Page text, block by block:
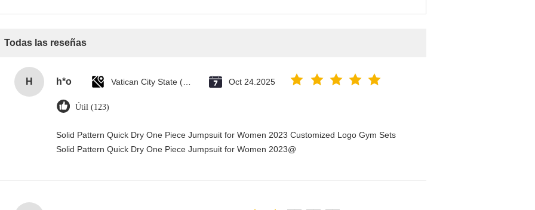
Todas las reseñas
H h*o Oct 24.2025
Útil (123)
Solid Pattern Quick Dry One Piece Jumpsuit for Women 2023 Customized Logo Gym Sets
Solid Pattern Quick Dry One Piece Jumpsuit for Women 2023@